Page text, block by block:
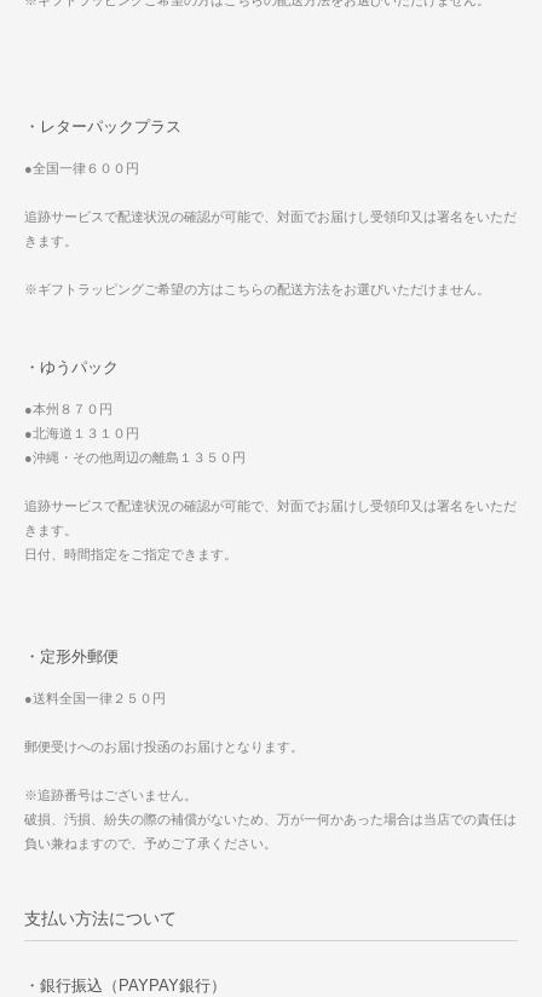
・レターパックプラス
●全国一律６００円
追跡サービスで配達状況の確認が可能で、対面でお届けし受領印又は署名をいただ
きます。
※ギフトラッピングご希望の方はこちらの配送方法をお選びいただけません。
・ゆうパック
●本州８７０円
●北海道１３１０円
●沖縄・その他周辺の離島１３５０円
追跡サービスで配達状況の確認が可能で、対面でお届けし受領印又は署名をいただ
きます。
日付、時間指定をご指定できます。
・定形外郵便
●送料全国一律２５０円
郵便受けへのお届け投函のお届けとなります。
※追跡番号はございません。
破損、汚損、紛失の際の補償がないため、万が一何かあった場合は当店での責任は
負い兼ねますので、予めご了承ください。
支払い方法について
・銀行振込（PAYPAY銀行）